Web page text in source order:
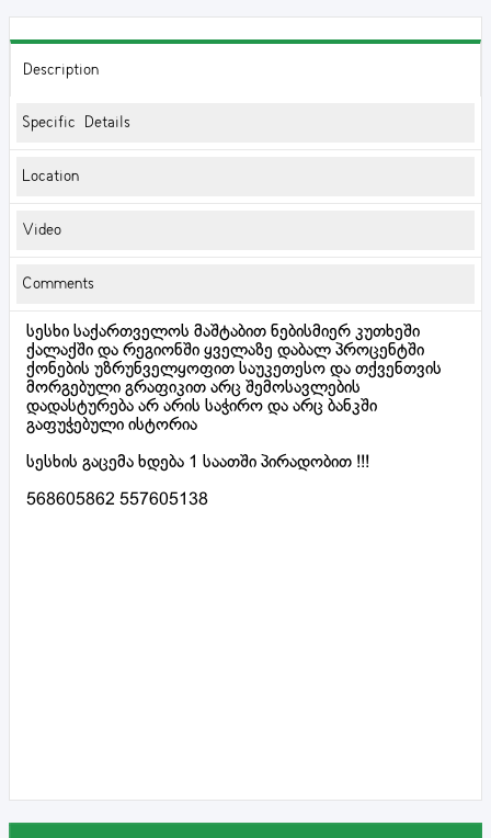
Description
Specific Details
Location
Video
Comments
სესხი საქართველოს მაშტაბით ნებისმიერ კუთხეში
ქალაქში და რეგიონში ყველაზე დაბალ პროცენტში
ქონების უზრუნველყოფით საუკეთესო და თქვენთვის
მორგებული გრაფიკით არც შემოსავლების
დადასტურება არ არის საჭირო და არც ბანკში
გაფუჭებული ისტორია
სესხის გაცემა ხდება 1 საათში პირადობით !!!
568605862 557605138